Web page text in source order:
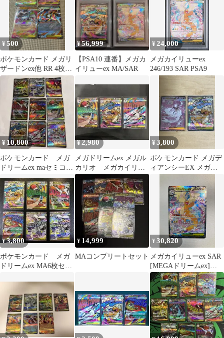
¥500
ポケモンカード メガリ
ザードンex他 RR 4枚セ
ット
¥56,999
【PSA10 連番】メガカ
イリューex MA/SAR
¥24,000
メガカイリューex
246/193 SAR PSA9
¥ 10,800
ポケモンカード メガ
ドリームex maセミコン
プリート 全9種
¥2,980
メガドリームex メガル
カリオ メガカイリュ
ー メガサーナイト
MA まとめ
¥3,800
ポケモンカード メガデ
ィアンシーEX メガカ
¥3,800
ポケモンカード メガ
ドリームex MA6枚セッ
¥ 14,999
MAコンプリートセット
¥30,820
メガカイリューex SAR
[MEGAドリームex]
M2a 246/193 傷有り ポ
ケモンカード ポケカ